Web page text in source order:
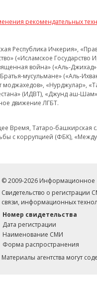
рекомендательных
Республика Ичкерия»,
(«Исламское
война» («Аль-Джихад»
мусульмане» («Аль-
моджахедов», «Нурджулар»,
(ИДВТ), «Джунд аш-
движение ЛГБТ.
Время, Татаро-
с коррупцией (ФБК),
© 2009-2026 Информационное
Свидетельство о
связи, информационных
Номер свидетельства
Дата регистрации
Наименование СМИ
Форма распространения
Материалы агентства могут